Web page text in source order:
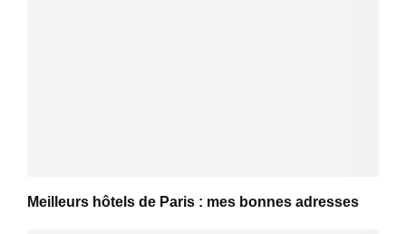
Meilleurs hôtels de Paris : mes bonnes adresses